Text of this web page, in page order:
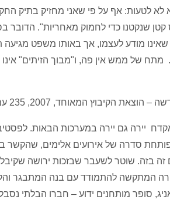
לטעות: אף על פי שאני מחזיק בתיק
שנקטנו כדי לחמוק מאחריות". הדובר
מודע לעצמו, אך באותו משפט מגיעה
מתח של ממש אין פה, ו"מבוך הזיתים"
המאוחד, 2007, 235 עמ', 82 ₪
יירה גם יירה במערכות הבאות.
סדרה של אירועים אלימים, שהקשר
בזה. שוטר לשעבר שבזכות ירושה
המתקשה להתמודד עם בנה המתבגר
סופר מותחנים ידוע – חברו הבלתי